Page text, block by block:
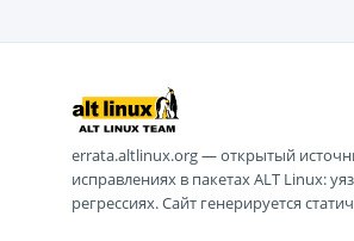
errata.altlinux.org — открытый
исправлениях в пакетах ALT Linux:
регрессиях. Сайт генерируется